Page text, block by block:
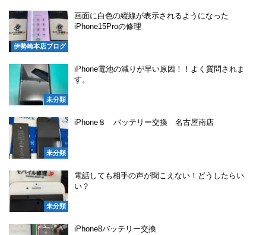
伊勢崎本店ブログ
画面に白色の縦線が表示されるようになった
iPhone15Proの修理
未分類
iPhone電池の減りが早い原因！！よく質問されま
す。
未分類
iPhone８ バッテリー交換 名古屋南店
未分類
電話しても相手の声が聞こえない！どうしたらい
い？
iPhone8バッテリー交換